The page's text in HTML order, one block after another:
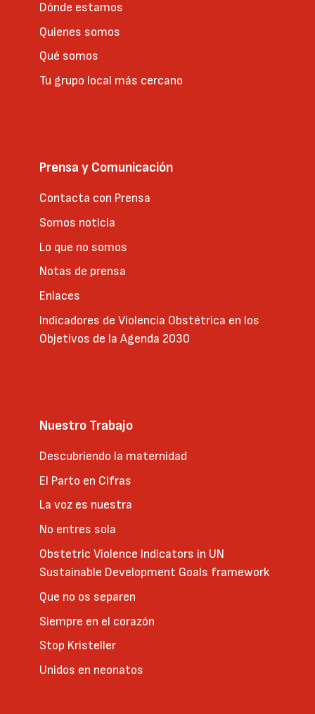
Dónde estamos
Quienes somos
Qué somos
Tu grupo local más cercano
Prensa y Comunicación
Contacta con Prensa
Somos noticia
Lo que no somos
Notas de prensa
Enlaces
Indicadores de Violencia Obstétrica en los
Objetivos de la Agenda 2030
Nuestro Trabajo
Descubriendo la maternidad
El Parto en Cifras
La voz es nuestra
No entres sola
Obstetric Violence Indicators in UN
Sustainable Development Goals framework
Que no os separen
Siempre en el corazón
Stop Kristeller
Unidos en neonatos